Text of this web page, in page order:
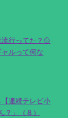
行ってた？🥎
ルって何な
連続テレビ小
」（８）